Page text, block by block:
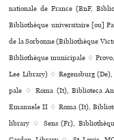
nationale de France (BnF,
Bibliothèque uni­ver­si­taire [ou]
de la Sorbonne (Bibliothèque
Bibliothèque muni­ci­pale ♢
Lee Library) ♢ Regensburg
pale ♢ Roma (It), Biblioteca
Emanuele II ♢ Roma (It),
library ♢ Sens (Fr),